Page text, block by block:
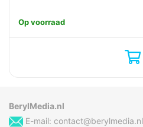
Op voorraad
BerylMedia.nl
E-mail: contact@berylmedia.nl